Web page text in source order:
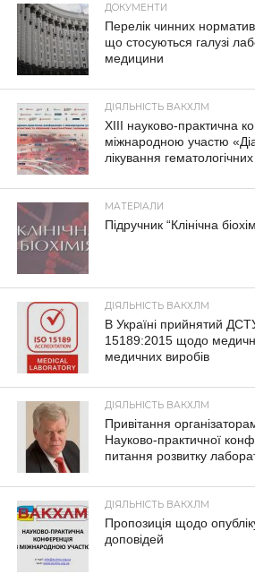
ДОКУМЕНТИ
Перелік чинних
що стосуються галузі
медицини
ДІЯЛЬНІСТЬ ВАКХЛМ
XIII науково-практична
міжнародною участю
лікування
МАТЕРІАЛИ
Підручник “Клінічна
ДІЯЛЬНІСТЬ ВАКХЛМ
В Україні прийнятий
15189:2015 щодо
медичних виробів
ДІЯЛЬНІСТЬ ВАКХЛМ
Привітання
Науково-практичної
питання розвитку
ДІЯЛЬНІСТЬ ВАКХЛМ
Пропозиція щодо
доповідей